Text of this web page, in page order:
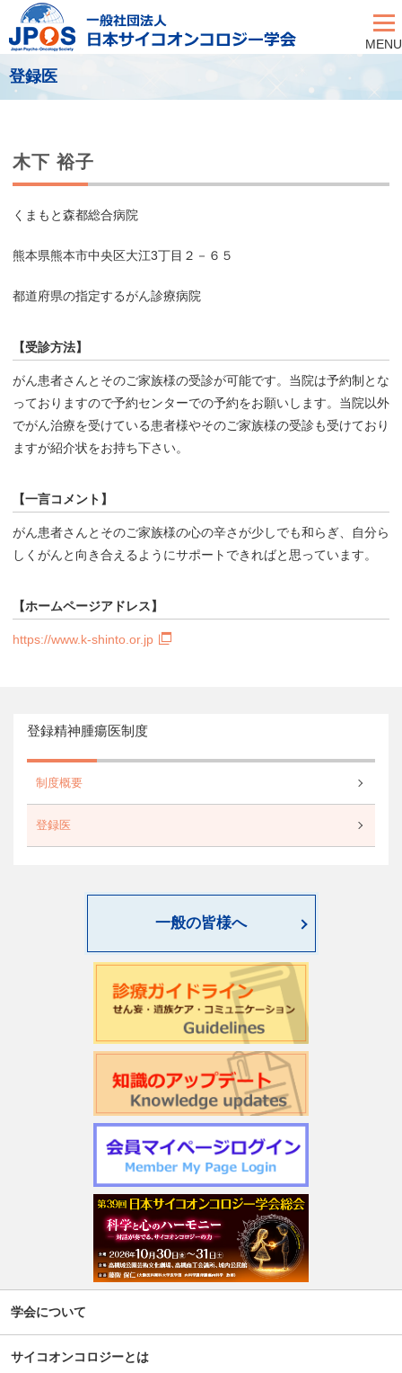
MENU
登録医
木下 裕子
くまもと森都総合病院
熊本県熊本市中央区大江3丁目２－６５
都道府県の指定するがん診療病院
【受診方法】
がん患者さんとそのご家族様の受診が可能です。当院は予約制とな
っておりますので予約センターでの予約をお願いします。当院以外
でがん治療を受けている患者様やそのご家族様の受診も受けており
ますが紹介状をお持ち下さい。
【一言コメント】
がん患者さんとそのご家族様の心の辛さが少しでも和らぎ、自分ら
しくがんと向き合えるようにサポートできればと思っています。
【ホームページアドレス】
https://www.k-shinto.or.jp
登録精神腫瘍医制度
制度概要
登録医
一般の皆様へ
学会について
サイコオンコロジーとは